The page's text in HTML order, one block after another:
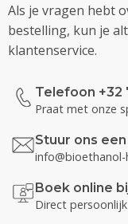
Als je vragen hebt
bestelling, kun je
klantenservice.
Telefoon +32
Praat met onze
Stuur ons
info@bioethanol-
Boek online
Direct